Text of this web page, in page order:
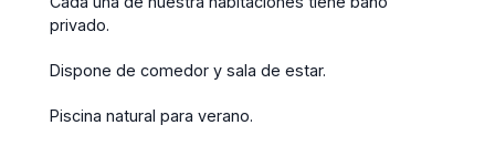
privado.
Dispone de comedor y sala de estar.
Piscina natural para verano.